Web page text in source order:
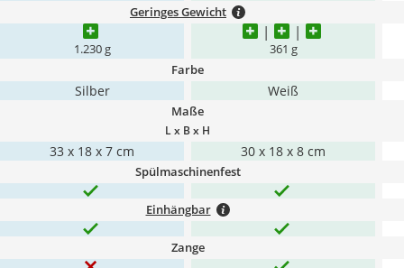
Geringes Gewicht
1.230 g 361 g
Farbe
Silber Weiß
Maße
L x B x H
33 x 18 x 7 cm 30 x 18 x 8 cm
Spülmaschinenfest
Einhängbar
Zange